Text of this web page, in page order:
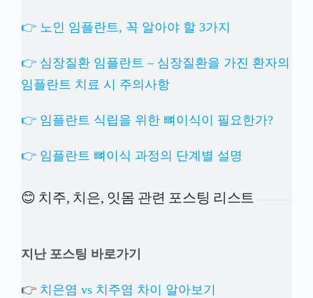
👉 노인 임플란트, 꼭 알아야 할 3가지
👉 심장질환 임플란트 – 심장질환을 가진 환자의
임플란트 치료 시 주의사항
👉 임플란트 식립을 위한 뼈이식이 필요한가?
👉 임플란트 뼈이식 과정의 단계별 설명
😊 치주, 치은, 잇몸 관련 포스팅 리스트
지난 포스팅 바로가기
👉 치은염 vs 치주염 차이 알아보기